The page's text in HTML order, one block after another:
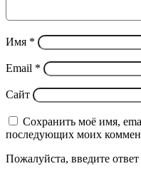
Имя *
Email *
Сайт
Сохранить моё имя,
последующих моих
Пожалуйста, введите